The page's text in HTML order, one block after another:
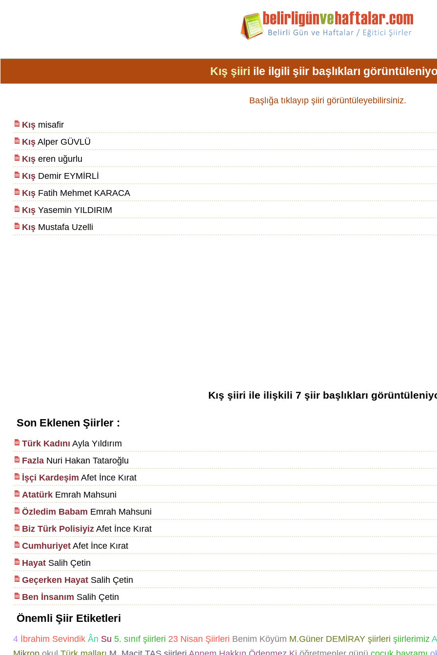
Kış şiiri ile ilgili şiir başlıkları
Başlığa tıklayıp şiiri görüntüleyebilirsiniz.
Kışmisafir
KışAlper GÜVLÜ
Kışeren uğurlu
KışDemir EYMİRLİ
KışFatih Mehmet KARACA
KışYasemin YILDIRIM
KışMustafa Uzelli
Kış şiiri ile ilişkili7 şiir başlıkları
Son Eklenen Şiirler :
Türk Kadını Ayla Yıldırım
FazlaNuri Hakan Tataroğlu
İşçi Kardeşim Afet İnce Kırat
AtatürkEmrah Mahsuni
Özledim Babam Emrah Mahsuni
Biz Türk PolisiyizAfet İnce Kırat
CumhuriyetAfet İnce Kırat
HayatSalih Çetin
Geçerken HayatSalih Çetin
Ben İnsanım Salih Çetin
Önemli Şiir Etiketleri
4 İbrahim Sevindik Ân Su 5. sınıf şiirleri 23 Nisan Şiirleri Benim Köyüm M.Güner DEMİRAY şiirleri şiirlerimiz